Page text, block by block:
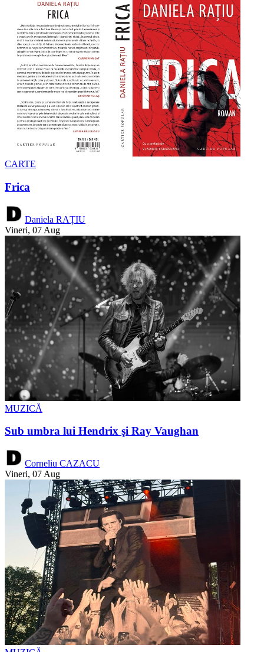
CARTE
Frica
Daniela RAȚIU
Vineri, 07 Aug
MUZICĂ
Sub umbra lui Hendrix şi Ray Vaughan
Corneliu CAZACU
Vineri, 07 Aug